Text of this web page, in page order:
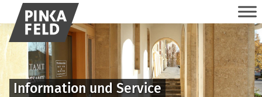
Information und Service